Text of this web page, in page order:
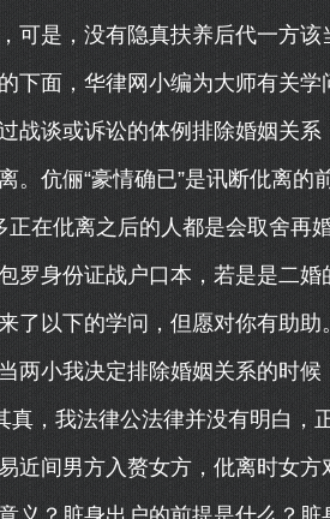
可是，没有隐真扶养后代一方
下面，华律网小编为大师有关
战谈或诉讼的体例排除婚姻关
。伉俪“豪情确已”是讯断仳离
在仳离之后的人都是会取舍再
罗身份证战户口本，若是是二
了以下的学问，但愿对你有助
两小我决定排除婚姻关系的时
真，我法律公法律并没有明白
近间男方入赘女方，仳离时女